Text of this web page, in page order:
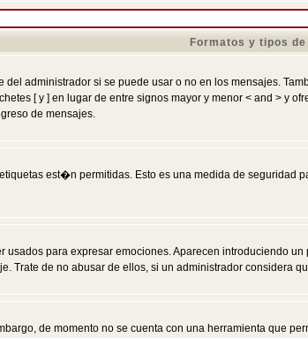
Formatos y tipos de
administrador si se puede usar o no en los mensajes.
[ y ] en lugar de entre signos mayor y menor < and >
de mensajes.
est�n permitidas. Esto es una medida de seguridad
para expresar emociones. Aparecen introduciendo
Trate de no abusar de ellos, si un administrador considera
de momento no se cuenta con una herramienta que